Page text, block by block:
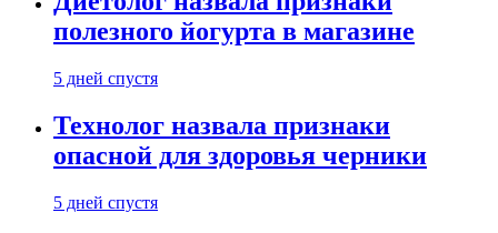
полезного йогурта в магазине
5 дней спустя
Технолог назвала признаки
опасной для здоровья черники
5 дней спустя